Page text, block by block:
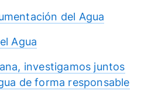
del Agua
Agua
investigamos juntos
de forma responsable